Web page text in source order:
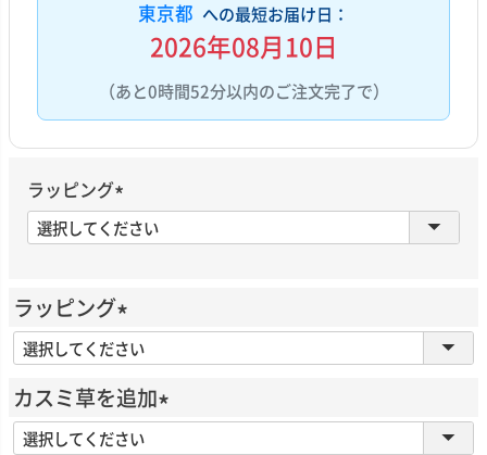
東京都 への最短お届け日：
2026年08月10日
（あと0時間52分以内のご注文完了で）
ラッピング
(
必
)
ラッピング
(
須
)
カスミ草を追加